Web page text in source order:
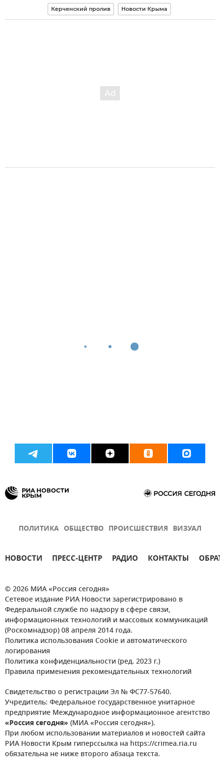
Керченский пролив Новости Крыма
ПОЛИТИКА ОБЩЕСТВО ПРОИСШЕСТВИЯ ВИЗУАЛ
НОВОСТИ ПРЕСС-ЦЕНТР РАДИО КОНТАКТЫ
© 2026 МИА «Россия сегодня»
Сетевое издание РИА Новости зарегистрировано в
Федеральной службе по надзору в сфере связи,
информационных технологий и массовых коммуникаций
(Роскомнадзор) 08 апреля 2014 года.
Политика использования Cookie и автоматического
логирования
Политика конфиденциальности (ред. 2023 г.)
Правила применения рекомендательных технологий
Свидетельство о регистрации Эл № ФС77-57640.
Учредитель: Федеральное государственное унитарное
предприятие Международное информационное агентство
«Россия сегодня» (МИА «Россия сегодня»).
При любом использовании материалов и новостей сайта
РИА Новости Крым гиперссылка на https://crimea.ria.ru
обязательна не ниже второго абзаца текста.